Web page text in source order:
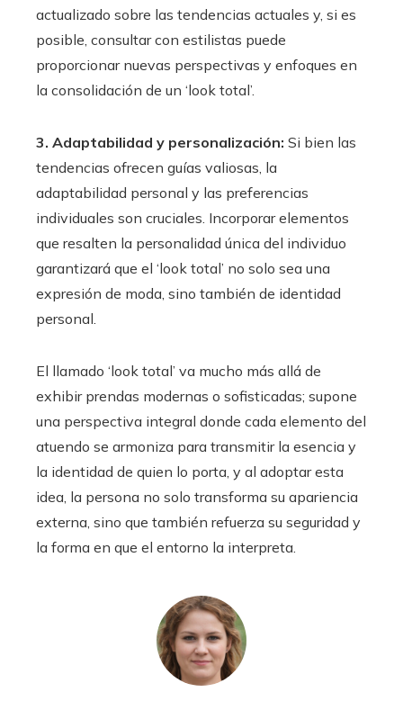
actualizado sobre las tendencias actuales y, si es
posible, consultar con estilistas puede
proporcionar nuevas perspectivas y enfoques en
la consolidación de un ‘look total’.
3. Adaptabilidad y personalización: Si bien las
tendencias ofrecen guías valiosas, la
adaptabilidad personal y las preferencias
individuales son cruciales. Incorporar elementos
que resalten la personalidad única del individuo
garantizará que el ‘look total’ no solo sea una
expresión de moda, sino también de identidad
personal.
El llamado ‘look total’ va mucho más allá de
exhibir prendas modernas o sofisticadas; supone
una perspectiva integral donde cada elemento del
atuendo se armoniza para transmitir la esencia y
la identidad de quien lo porta, y al adoptar esta
idea, la persona no solo transforma su apariencia
externa, sino que también refuerza su seguridad y
la forma en que el entorno la interpreta.